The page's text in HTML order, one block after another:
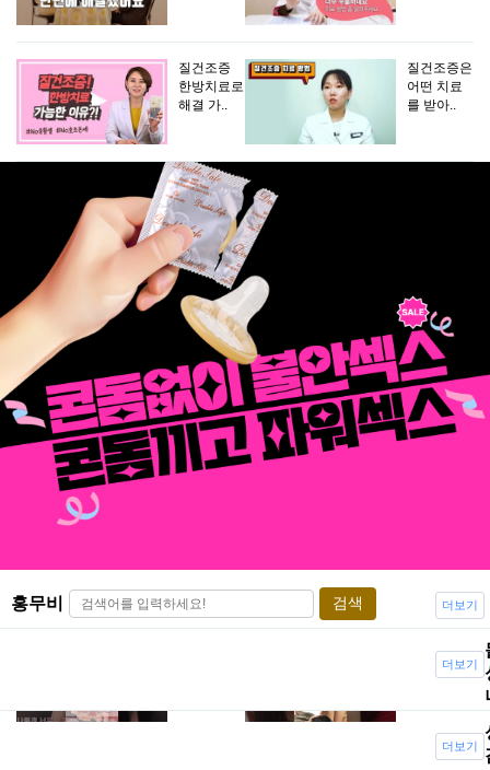
질건조증
한방치료로
해결 가..
질건조증은
어떤 치료
를 받아..
홍무비 검색 더보기
러시아 엄
더보기
더보기